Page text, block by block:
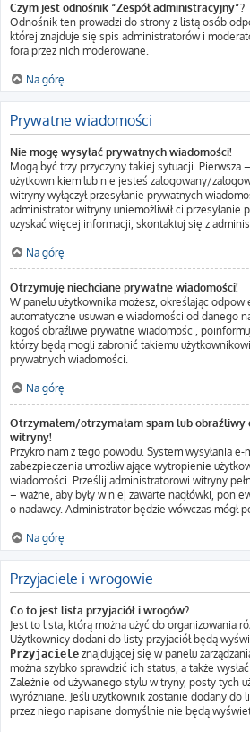
Czym jest odnośnik “Zespół administracyjny”?
Odnośnik ten prowadzi do strony z listą osób
której znajduje się spis administratorów i
fora przez nich moderowane.
Na górę
Prywatne wiadomości
Nie mogę wysyłać prywatnych wiadomości!
Mogą być trzy przyczyny takiej sytuacji. Pierwsza
użytkownikiem lub nie jesteś zalogowany/
witryny wyłączył przesyłanie prywatnych
administrator witryny uniemożliwił ci przesyłanie
uzyskać więcej informacji, skontaktuj się z
Na górę
Otrzymuję niechciane prywatne wiadomości!
W panelu użytkownika możesz, określając
automatyczne usuwanie wiadomości od danego
kogoś obraźliwe prywatne wiadomości,
którzy będą mogli zabronić takiemu
prywatnych wiadomości.
Na górę
Otrzymałem/otrzymałam spam lub obraźliwy
witryny!
Przykro nam z tego powodu. System wysyłania
zabezpieczenia umożliwiające wytropienie
wiadomości. Prześlij administratorowi witryny
– ważne, aby były w niej zawarte nagłówki,
o nadawcy. Administrator będzie wówczas mógł
Na górę
Przyjaciele i wrogowie
Co to jest lista przyjaciół i wrogów?
Jest to lista, którą można użyć do organizowania
Użytkownicy dodani do listy przyjaciół będą
Przyjaciele znajdującej się w panelu
można szybko sprawdzić ich status, a także
Zależnie od używanego stylu witryny, posty tych
wyróżniane. Jeśli użytkownik zostanie dodany do
przez niego napisane domyślnie nie będą